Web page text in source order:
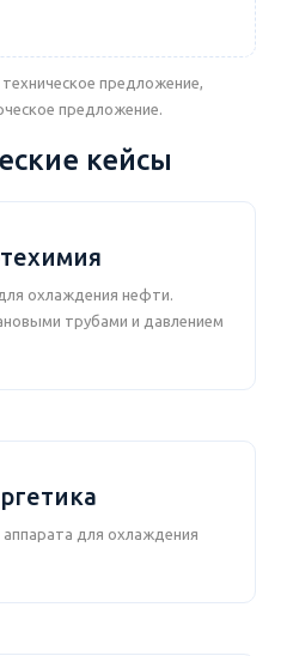
предложение,
предложение.
кейсы
охлаждения нефти.
трубами и давлением
для охлаждения